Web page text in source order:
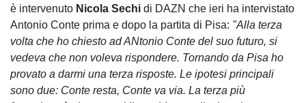
è intervenuto Nicola Sechi di DAZN che ieri ha intervistato
Antonio Conte prima e dopo la partita di Pisa: "Alla terza
volta che ho chiesto ad ANtonio Conte del suo futuro, si
vedeva che non voleva rispondere. Tornando da Pisa ho
provato a darmi una terza risposte. Le ipotesi principali
sono due: Conte resta, Conte va via. La terza più